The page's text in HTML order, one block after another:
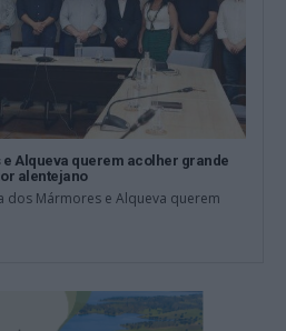
Alqueva querem acolher grande
alentejano
dos Mármores e Alqueva querem